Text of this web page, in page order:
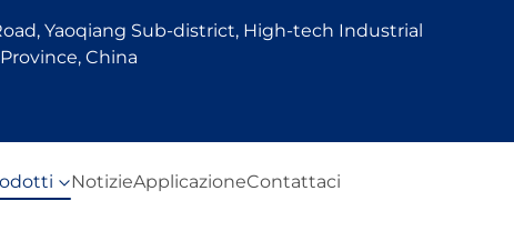
Yaoqiang Sub-district, High-tech Industrial
China
NotizieApplicazioneContattaci